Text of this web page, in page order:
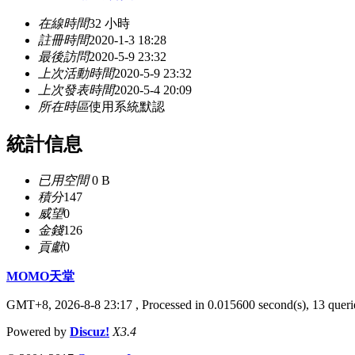
在線時間32 小時
註冊時間2020-1-3 18:28
最後訪問2020-5-9 23:32
上次活動時間2020-5-9 23:32
上次發表時間2020-5-4 20:09
所在時區使用系統默認
統計信息
已用空間0 B
積分147
威望0
金錢126
貢獻0
MOMO天堂
GMT+8, 2026-8-8 23:17 , Processed in 0.015600 second(s), 13
Powered by Discuz! X3.4